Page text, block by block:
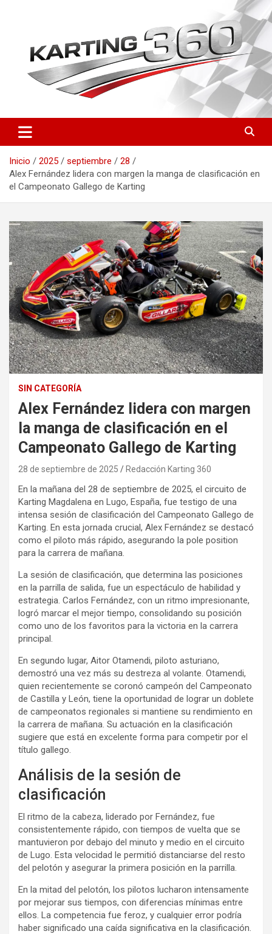
Karting 360 | Noticias,
Campeonatos y Pilotos de
Karting en España
Toda la actualidad del karting nacional e internacional: resultados
del CEK, FIA Karting, fichas de pilotos, circuitos y novedades
técnicas. Actualizado a diario.
Inicio
2025 septiembre
28
Alex Fernández lidera con margen la manga de clasificación en
el Campeonato Gallego de Karting
SIN CATEGORÍA
Alex Fernández lidera con margen
la manga de clasificación en el
Campeonato Gallego de Karting
28 de septiembre de 2025 Redacción Karting 360
En la mañana del 28 de septiembre de 2025, el circuito de
Karting Magdalena en Lugo, España, fue testigo de una
intensa sesión de clasificación del Campeonato Gallego de
Karting. En esta jornada crucial, Alex Fernández se destacó
como el piloto más rápido, asegurando la pole position
para la carrera de mañana.
La sesión de clasificación, que determina las posiciones
en la parrilla de salida, fue un espectáculo de habilidad y
estrategia. Carlos Fernández, con un ritmo impresionante,
logró marcar el mejor tiempo, consolidando su posición
como uno de los favoritos para la victoria en la carrera
principal.
En segundo lugar, Aitor Otamendi, piloto asturiano,
demostró una vez más su destreza al volante. Otamendi,
quien recientemente se coronó campeón del Campeonato
de Castilla y León, tiene la oportunidad de lograr un doblete
de campeonatos regionales si mantiene su rendimiento en
la carrera de mañana. Su actuación en la clasificación
sugiere que está en excelente forma para competir por el
título gallego.
Análisis de la sesión de
clasificación
El ritmo de la cabeza, liderado por Fernández, fue
consistentemente rápido, con tiempos de vuelta que se
mantuvieron por debajo del minuto y medio en el circuito
de Lugo. Esta velocidad le permitió distanciarse del resto
del pelotón y asegurar la primera posición en la parrilla.
En la mitad del pelotón, los pilotos lucharon intensamente
por mejorar sus tiempos, con diferencias mínimas entre
ellos. La competencia fue feroz, y cualquier error podría
haber significado una caída significativa en la clasificación.